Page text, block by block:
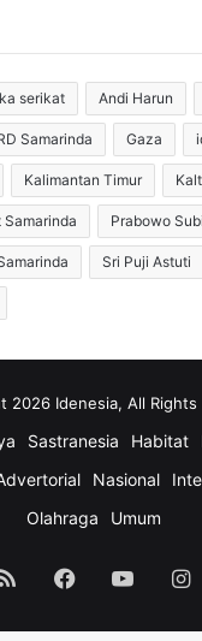
serikat Andi Harun
Samarinda Gaza
Kalimantan Timur
Samarinda Prabowo
Sri Puji Astuti
2026 Idenesia, All Rights
Sastranesia Habitat
Nasional
Olahraga
Umum
RSS Facebook